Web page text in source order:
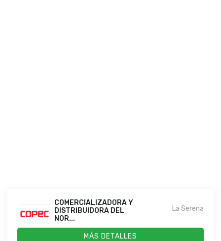
COMERCIALIZADORA Y
DISTRIBUIDORA DEL
NOR...
La Serena
MÁS DETALLES